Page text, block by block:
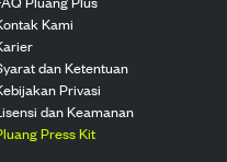
Kami
dan Ketentuan
Privasi
dan Keamanan
Press Kit